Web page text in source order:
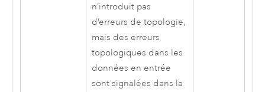
n’introduit pas
d’erreurs de topologie,
mais des erreurs
topologiques dans les
données en entrée
sont signalées dans la